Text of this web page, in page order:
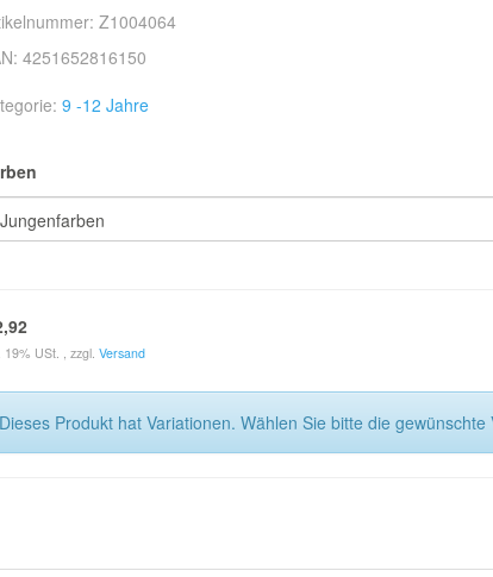
Z1004064
4251652816150
9 -12 Jahre
19% USt. , zzgl. Versand
Dieses Produkt hat Variationen. Wählen Sie bitte die gewünschte